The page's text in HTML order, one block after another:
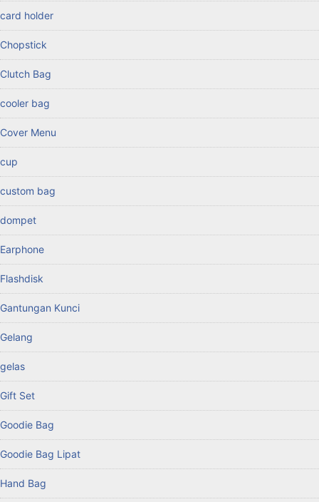
card holder
Chopstick
Clutch Bag
cooler bag
Cover Menu
cup
custom bag
dompet
Earphone
Flashdisk
Gantungan Kunci
Gelang
gelas
Gift Set
Goodie Bag
Goodie Bag Lipat
Hand Bag